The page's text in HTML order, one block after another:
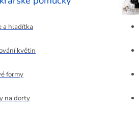
a hladítka
květin
formy
na dorty